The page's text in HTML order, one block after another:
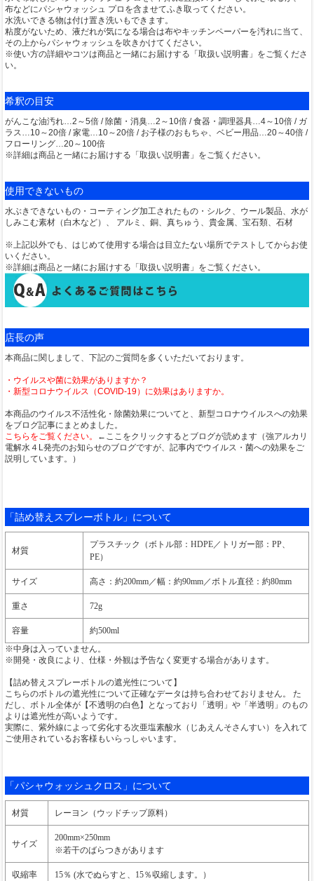
布などにパシャウォッシュ プロを含ませてふき取ってください。
水洗いできる物は付け置き洗いもできます。
粘度がないため、液だれが気になる場合は布やキッチンペーパーを汚れに当て、
その上からパシャウォッシュを吹きかけてください。
※使い方の詳細やコツは商品と一緒にお届けする「取扱い説明書」をご覧くださ
い。
希釈の目安
がんこな油汚れ…2～5倍 / 除菌・消臭…2～10倍 / 食器・調理器具…4～10倍 / ガ
ラス…10～20倍 / 家電…10～20倍 / お子様のおもちゃ、ベビー用品…20～40倍 /
フローリング…20～100倍
※詳細は商品と一緒にお届けする「取扱い説明書」をご覧ください。
使用できないもの
水ぶきできないもの・コーティング加工されたもの・シルク、ウール製品、水が
しみこむ素材（白木など）、 アルミ、銅、真ちゅう、貴金属、宝石類、石材
※上記以外でも、はじめて使用する場合は目立たない場所でテストしてからお使
いください。
※詳細は商品と一緒にお届けする「取扱い説明書」をご覧ください。
店長の声
本商品に関しまして、下記のご質問を多くいただいております。
・ウイルスや菌に効果がありますか？
・新型コロナウイルス（COVID-19）に効果はありますか。
本商品のウイルス不活性化・除菌効果についてと、新型コロナウイルスへの効果
をブログ記事にまとめました。
こちらをご覧ください。
←ここをクリックするとブログが読めます（強アルカリ
電解水４L発売のお知らせのブログですが、記事内でウイルス・菌への効果をご
説明しています。）
「詰め替えスプレーボトル」について
材質
プラスチック（ボトル部：HDPE／トリガー部：PP、
PE）
サイズ 高さ：約200mm／幅：約90mm／ボトル直径：約80mm
重さ 72g
容量
約500ml
※中身は入っていません。
※開発・改良により、仕様・外観は予告なく変更する場合があります。
【詰め替えスプレーボトルの遮光性について】
こちらのボトルの遮光性について正確なデータは持ち合わせておりません。 た
だし、ボトル全体が【不透明の白色】となっており「透明」や「半透明」のもの
よりは遮光性が高いようです。
実際に、紫外線によって劣化する次亜塩素酸水（じあえんそさんすい）を入れて
ご使用されているお客様もいらっしゃいます。
「パシャウォッシュクロス」について
材質 レーヨン（ウッドチップ原料）
サイズ
200mm×250mm
※若干のばらつきがあります
収縮率 15％ (水でぬらすと、15％収縮します。）